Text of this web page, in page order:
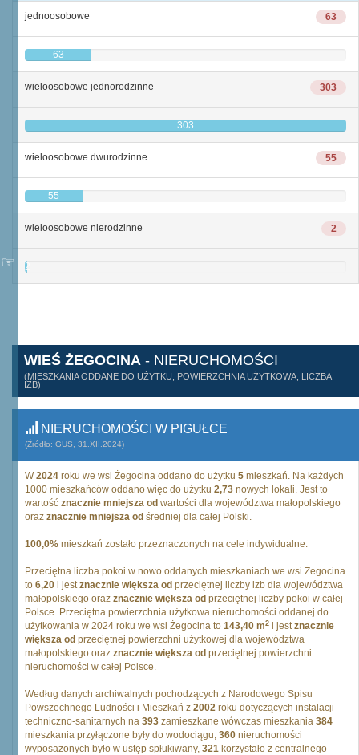
63
jednoosobowe
63
303
wieloosobowe jednorodzinne
303
55
wieloosobowe dwurodzinne
55
2
wieloosobowe nierodzinne
2
WIEŚ ŻEGOCINA - NIERUCHOMOŚCI
(MIESZKANIA ODDANE DO UŻYTKU, POWIERZCHNIA UŻYTKOWA, LICZBA
IZB)
NIERUCHOMOŚCI W PIGUŁCE
(Źródło: GUS, 31.XII.2024)
W2024 roku we wsi Żegocina oddano do użytku 5 mieszkań. Na każdych
1000 mieszkańców oddano więc do użytku 2,73 nowych lokali. Jest to
wartość znacznie mniejsza od wartości dla województwa małopolskiego
oraz znacznie mniejsza od średniej dla całej Polski.
100,0% mieszkań zostało przeznaczonych na cele indywidualne.
Przeciętna liczba pokoi w nowo oddanych mieszkaniach we wsi Żegocina
to 6,20 i jestznacznie większa od przeciętnej liczby izb dla województwa
małopolskiego oraz znacznie większa od przeciętnej liczby pokoi w całej
Polsce. Przeciętna powierzchnia użytkowa nieruchomości oddanej do
użytkowania w 2024 roku we wsi Żegocina to 143,40 m2 i jestznacznie
większa od przeciętnej powierzchni użytkowej dla województwa
małopolskiego oraz znacznie większa od przeciętnej powierzchni
nieruchomości w całej Polsce.
Według danych archiwalnych pochodzących z Narodowego Spisu
Powszechnego Ludności i Mieszkań z 2002 roku dotyczących instalacji
techniczno-sanitarnych na 393 zamieszkane wówczas mieszkania 384
mieszkania przyłączone były do wodociągu, 360 nieruchomości
wyposażonych było w ustęp spłukiwany, 321 korzystało z centralnego